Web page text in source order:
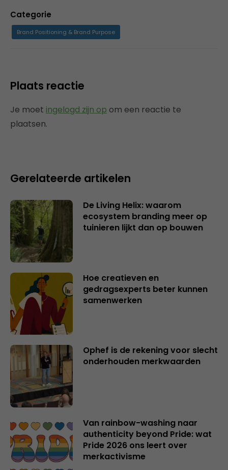
Categorie
Brand Positioning & Brand Purpose
Plaats reactie
Je moet ingelogd zijn op om een reactie te
plaatsen.
Gerelateerde artikelen
De Living Helix: waarom
ecosystem branding meer op
tuinieren lijkt dan op bouwen
Hoe creatieven en
gedragsexperts beter kunnen
samenwerken
Ophef is de rekening voor slecht
onderhouden merkwaarden
Van rainbow-washing naar
authenticity beyond Pride: wat
Pride 2026 ons leert over
merkactivisme